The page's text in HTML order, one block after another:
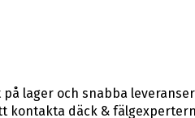
lager och snabba
däck &